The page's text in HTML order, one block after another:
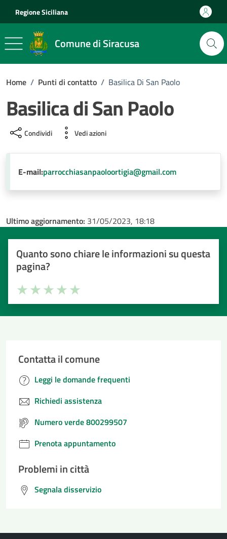
Regione Siciliana
Comune di Siracusa
Home / Punti di contatto / Basilica Di San Paolo
Basilica di San Paolo
Condividi Vedi azioni
E-mail:parrocchiasanpaoloortigia@gmail.com
Ultimo aggiornamento: 31/05/2023, 18:18
Quanto sono chiare le informazioni su questa
pagina?
Valuta la chiarezza delle informazioni (da 1 a 5 stelle)
Seleziona il numero di stelle per valutare la chiarezza delle
Valuta 5 stelle su 5
Valuta 4 stelle su 5
Valuta 3 stelle su 5
Valuta 2 stelle su 5
Valuta 1 stelle su 5
Contatta il comune
Leggi le domande frequenti
Richiedi assistenza
Numero verde 800299507
Prenota appuntamento
Problemi in città
Segnala disservizio